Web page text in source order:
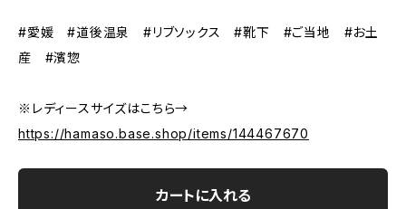
#愛媛 #道後温泉 #リブソックス #靴下 #ご当地 #お土
産 #濱惣
※レディースサイズはこちら→
https://hamaso.base.shop/items/144467670
カートに入れる